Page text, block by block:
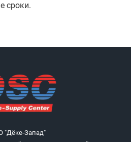
сроки.
"Дёке-Запад"